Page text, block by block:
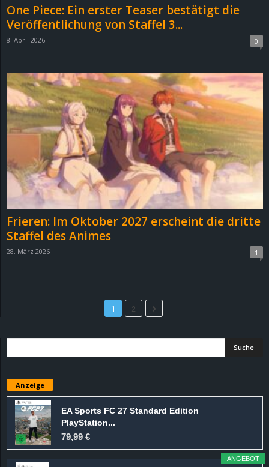
One Piece: Ein erster Teaser bestätigt die
Veröffentlichung von Staffel 3...
8. April 2026 0
Frieren: Im Oktober 2027 erscheint die dritte
Staffel des Animes
28. März 2026 1
1 2
Anzeige
EA Sports FC 27 Standard Edition
PlayStation...
79,99 €
ANGEBOT